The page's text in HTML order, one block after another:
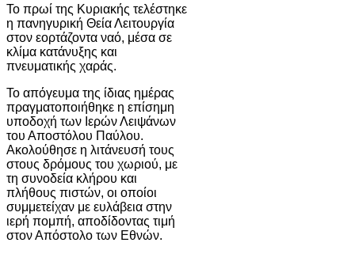
Το πρωί της Κυριακής τελέστηκε
η πανηγυρική Θεία Λειτουργία
στον εορτάζοντα ναό, μέσα σε
κλίμα κατάνυξης και
πνευματικής χαράς.
Το απόγευμα της ίδιας ημέρας
πραγματοποιήθηκε η επίσημη
υποδοχή των Ιερών Λειψάνων
του Αποστόλου Παύλου.
Ακολούθησε η λιτάνευσή τους
στους δρόμους του χωριού, με
τη συνοδεία κλήρου και
πλήθους πιστών, οι οποίοι
συμμετείχαν με ευλάβεια στην
ιερή πομπή, αποδίδοντας τιμή
στον Απόστολο των Εθνών.